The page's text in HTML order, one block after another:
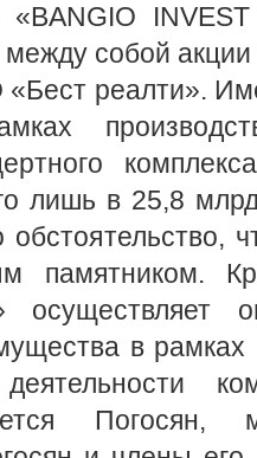
«BANGIO
собой акции
реалти».
лишь в 25,8
памятником.
осуществляет
в